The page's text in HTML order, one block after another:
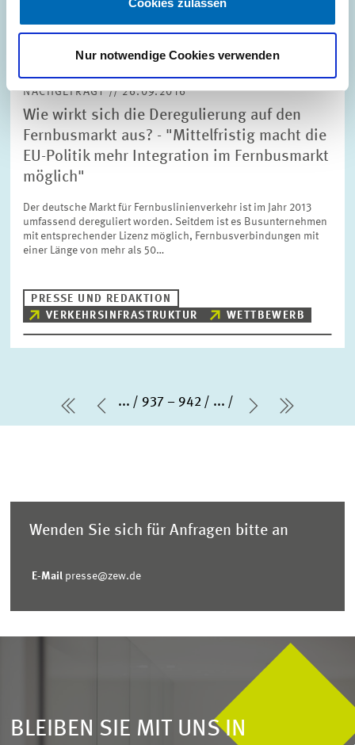
Cookies zulassen
Nur notwendige Cookies verwenden
NACHGEFRAGT // 26.09.2016
Wie wirkt sich die Deregulierung auf den
Fernbusmarkt aus? - "Mittelfristig macht die
EU-Politik mehr Integration im Fernbusmarkt
möglich"
Der deutsche Markt für Fernbuslinienverkehr ist im Jahr 2013
umfassend dereguliert worden. Seitdem ist es Busunternehmen
mit entsprechender Lizenz möglich, Fernbusverbindungen mit
einer Länge von mehr als 50…
PRESSE UND REDAKTION
VERKEHRSINFRASTRUKTUR
WETTBEWERB
erste Seite
Vorherige Seite
... 937 – 942 ...
Nächste
letzte
Wenden Sie sich für Anfragen bitte an
E-Mail presse@zew.de
BLEIBEN SIE MIT UNS IN